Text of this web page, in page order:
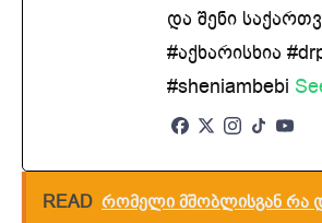
და შენი
#აქხარისხია
#sheniambebi
READ რომელი მშობლისგან რა